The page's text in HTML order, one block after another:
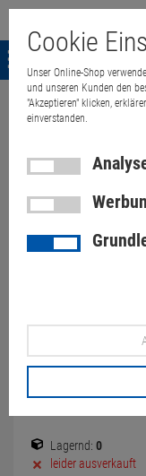
Menü
Weiter einkaufen
Shuttle
Mini-PC
WLAN
143,00 €
Lagernd: 0
leider ausverkauft
Cookie
Unser Online-Shop
und unseren Kunden den
"Akzeptieren" klicken,
einverstanden.